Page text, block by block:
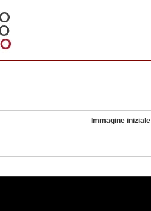
Immagine iniziale